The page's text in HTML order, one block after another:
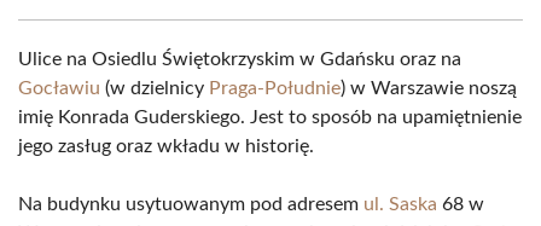
Ulice na Osiedlu Świętokrzyskim w Gdańsku oraz na
Gocławiu (w dzielnicy Praga-Południe) w Warszawie noszą
imię Konrada Guderskiego. Jest to sposób na upamiętnienie
jego zasług oraz wkładu w historię.
Na budynku usytuowanym pod adresem ul. Saska 68 w